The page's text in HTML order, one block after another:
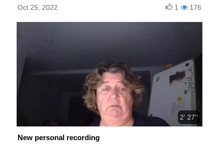
Oct 25, 2022 176
1
2' 27''
New personal recording